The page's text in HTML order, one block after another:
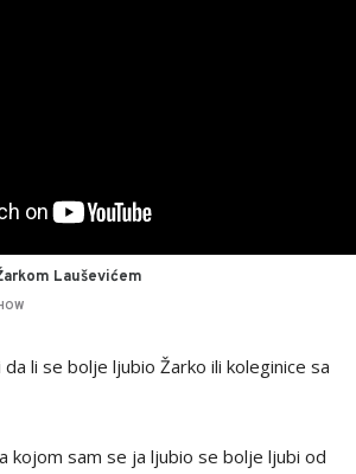
Lauševićem
li se bolje ljubio Žarko ili koleginice sa
kojom sam se ja ljubio se bolje ljubi od